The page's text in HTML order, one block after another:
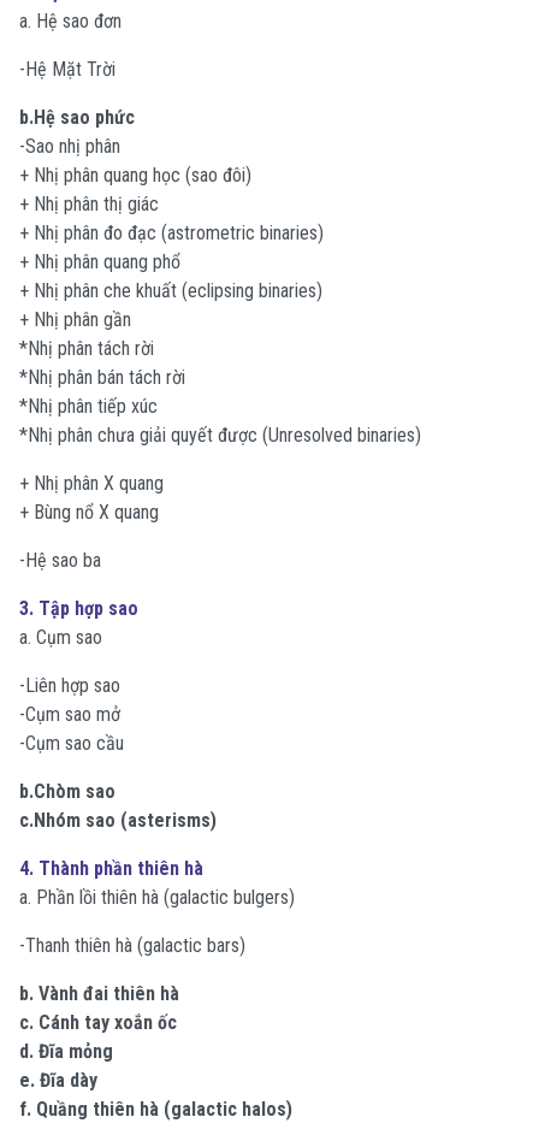
a. Hệ sao đơn
-Hệ Mặt Trời
b.Hệ sao phức
-Sao nhị phân
+ Nhị phân quang học (sao đôi)
+ Nhị phân thị giác
+ Nhị phân đo đạc (astrometric binaries)
+ Nhị phân quang phổ
+ Nhị phân che khuất (eclipsing binaries)
+ Nhị phân gần
*Nhị phân tách rời
*Nhị phân bán tách rời
*Nhị phân tiếp xúc
*Nhị phân chưa giải quyết được (Unresolved binaries)
+ Nhị phân X quang
+ Bùng nổ X quang
-Hệ sao ba
3. Tập hợp sao
a. Cụm sao
-Liên hợp sao
-Cụm sao mở
-Cụm sao cầu
b.Chòm sao
c.Nhóm sao (asterisms)
4. Thành phần thiên hà
a. Phần lồi thiên hà (galactic bulgers)
-Thanh thiên hà (galactic bars)
b. Vành đai thiên hà
c. Cánh tay xoắn ốc
d. Đĩa mỏng
e. Đĩa dày
f. Quầng thiên hà (galactic halos)